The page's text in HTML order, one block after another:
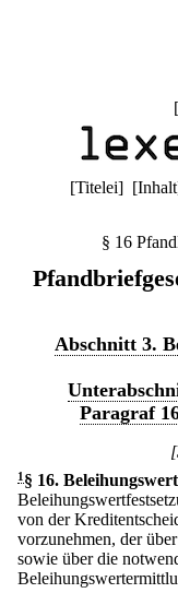
[
[Titelei] [Inhalt
§ 16
Abschnitt 3.
Paragraf
1 § 16.
von der
vorzunehmen, der
sowie über die